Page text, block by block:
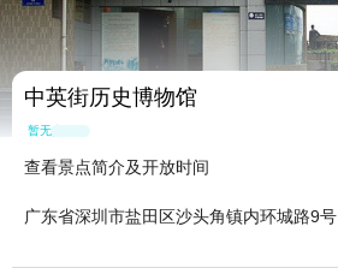
中英街历史博物馆
暂无点评
查看景点简介及开放时间
广东省深圳市盐田区沙头角镇内环城路9号